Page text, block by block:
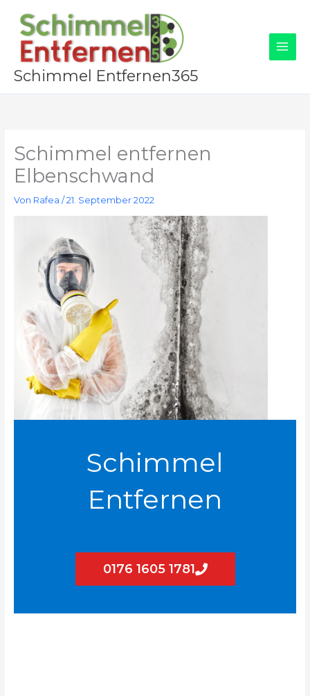
Inhalt
springen
Schimmel Entfernen365
Schimmel entfernen
Elbenschwand
Von Rafea /21. September 2022
Schimmel
Entfernen
0176 1605 1781